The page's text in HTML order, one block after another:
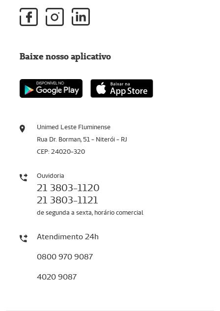
Unimed Leste Fluminense
Rua Dr. Borman, 51 - Niterói - RJ
CEP: 24020-320
Ouvidoria
21 3803-1120
21 3803-1121
de segunda a sexta, horário comercial
Atendimento 24h
0800 970 9087
4020 9087
Baixe nosso aplicativo